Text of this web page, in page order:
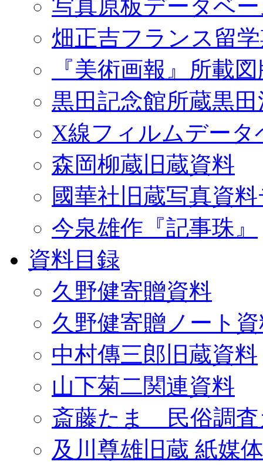
写真原板データベ
畑正吉フランス留
『美術画報』所載
黒田記念館所蔵黒
X線フィルムデータ
森岡柳蔵旧蔵資料
國華社旧蔵写真資
今泉雄作『記事珠』
資料目録
久野健寄贈資料
久野健寄贈ノート
中村傳三郎旧蔵資料
山下菊二関連資料
斎藤たま 民俗調査
及川尊雄旧蔵 紙媒